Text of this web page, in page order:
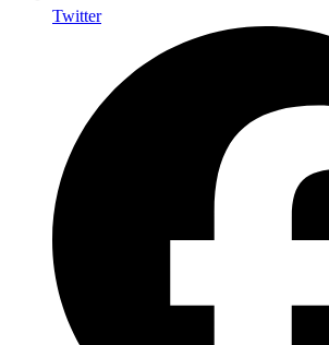
Twitter